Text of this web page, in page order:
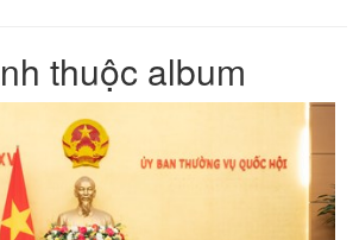
thuộc album